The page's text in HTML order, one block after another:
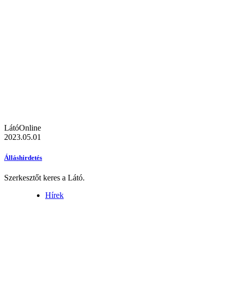
LátóOnline
2023.05.01
Álláshirdetés
Szerkesztőt keres a Látó.
Hírek